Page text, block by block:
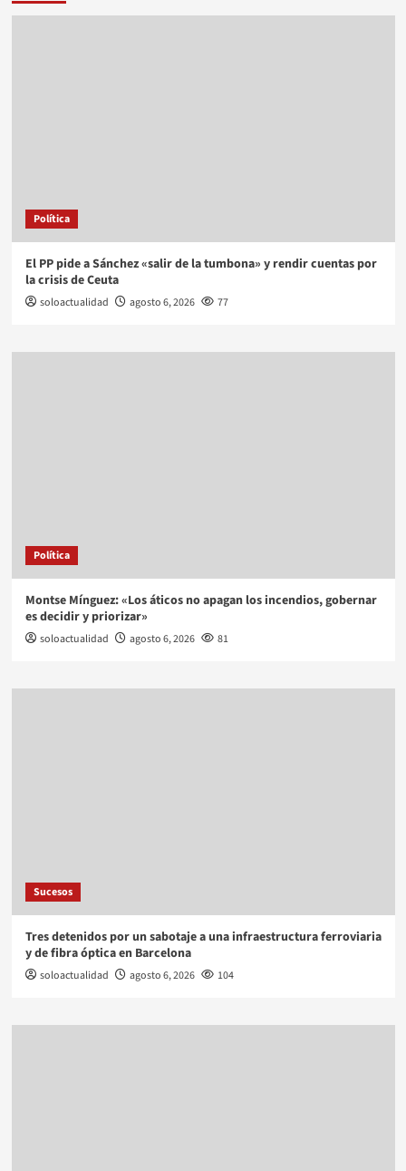
Política
El PP pide a Sánchez «salir de la tumbona» y rendir cuentas por
la crisis de Ceuta
soloactualidad agosto 6, 2026 77
Política
Montse Mínguez: «Los áticos no apagan los incendios, gobernar
es decidir y priorizar»
soloactualidad agosto 6, 2026 81
Sucesos
Tres detenidos por un sabotaje a una infraestructura ferroviaria
y de fibra óptica en Barcelona
soloactualidad agosto 6, 2026 104